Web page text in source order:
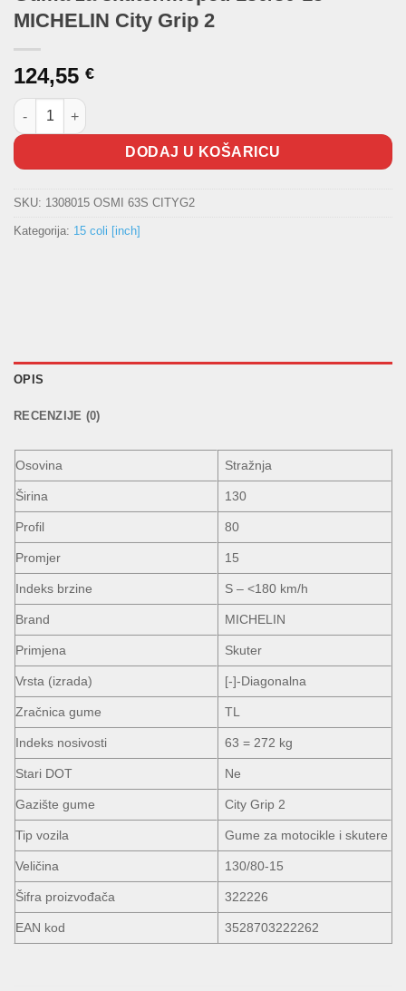
MICHELIN City Grip 2
124,55 €
Guma za skuter/moped 130/80-15 MICHELIN City Grip 2 količina
DODAJ U KOŠARICU
SKU: 1308015 OSMI 63S CITYG2
Kategorija: 15 coli [inch]
OPIS
RECENZIJE (0)
Osovina Stražnja
Širina 130
Profil 80
Promjer 15
Indeks brzine S – <180 km/h
Brand MICHELIN
Primjena Skuter
Vrsta (izrada) [-]-Diagonalna
Zračnica gume TL
Indeks nosivosti 63 = 272 kg
Stari DOT Ne
Gazište gume City Grip 2
Tip vozila Gume za motocikle i skutere
Veličina 130/80-15
Šifra proizvođača 322226
EAN kod 3528703222262